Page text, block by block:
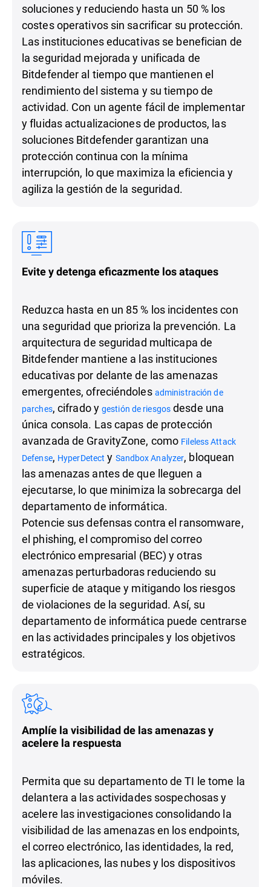
soluciones y reduciendo hasta un 50 % los
costes operativos sin sacrificar su protección.
Las instituciones educativas se benefician de
la seguridad mejorada y unificada de
Bitdefender al tiempo que mantienen el
rendimiento del sistema y su tiempo de
actividad. Con un agente fácil de implementar
y fluidas actualizaciones de productos, las
soluciones Bitdefender garantizan una
protección continua con la mínima
interrupción, lo que maximiza la eficiencia y
agiliza la gestión de la seguridad.
Evite y detenga eficazmente los ataques
Reduzca hasta en un 85 % los incidentes con
una seguridad que prioriza la prevención. La
arquitectura de seguridad multicapa de
Bitdefender mantiene a las instituciones
educativas por delante de las amenazas
emergentes, ofreciéndoles administración de
parches, cifrado ygestión de riesgos desde una
única consola. Las capas de protección
avanzada de GravityZone, como Fileless Attack
Defense, HyperDetect y Sandbox Analyzer, bloquean
las amenazas antes de que lleguen a
ejecutarse, lo que minimiza la sobrecarga del
departamento de informática.
Potencie sus defensas contra el ransomware,
el phishing, el compromiso del correo
electrónico empresarial (BEC) y otras
amenazas perturbadoras reduciendo su
superficie de ataque y mitigando los riesgos
de violaciones de la seguridad. Así, su
departamento de informática puede centrarse
en las actividades principales y los objetivos
estratégicos.
Amplíe la visibilidad de las amenazas y
acelere la respuesta
Permita que su departamento de TI le tome la
delantera a las actividades sospechosas y
acelere las investigaciones consolidando la
visibilidad de las amenazas en los endpoints,
el correo electrónico, las identidades, la red,
las aplicaciones, las nubes y los dispositivos
móviles.